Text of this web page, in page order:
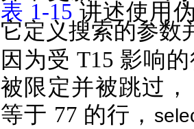
表 1-15 讲述使用
它定义搜索的参数
因为受 T15 影响
被限定并被跳过
等于 77 的行，